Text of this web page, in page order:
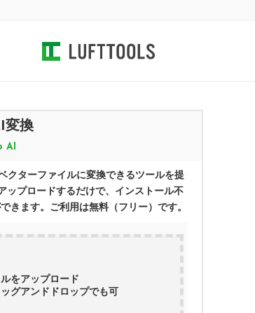
変換
AI
クターファイルに変換できるツールを提
ップロードするだけで、インストール不
きます。ご利用は無料（フリー）です。
をアップロード
グアンドドロップでも可